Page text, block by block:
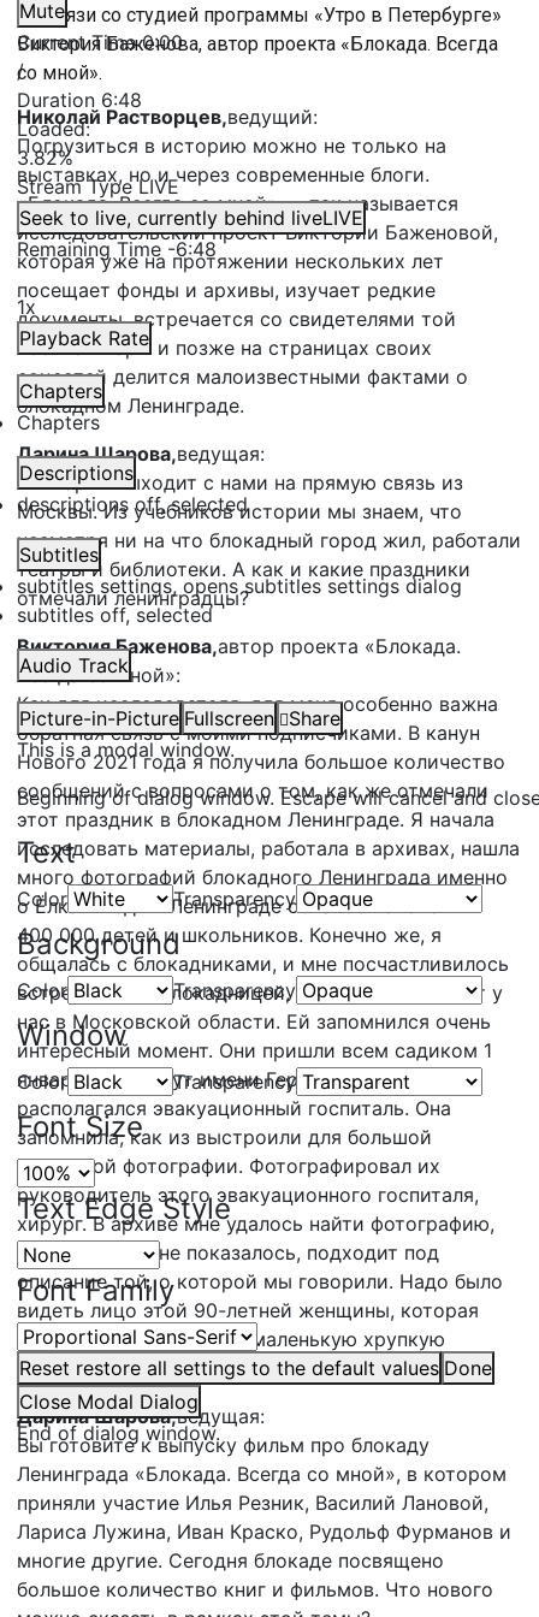
Mute
Current Time0:00
/
Duration 6:48
Loaded:
3.82%
Stream TypeLIVE
Seek to live, currently behind liveLIVE
Remaining Time -6:48
1x
Playback Rate
Chapters
Chapters
Descriptions
descriptions off, selected
Subtitles
subtitles settings, opens subtitles settings dialog
subtitles off, selected
Audio Track
Picture-in-Picture Fullscreen
Share
This is a modal window.
Beginning of dialog window. Escape will cancel and
Text
Color Transparency
Background
Color Transparency
Window
Color Transparency
Font Size
Text Edge Style
Font Family
Reset restore all settings to the default values Done
Close Modal Dialog
End of dialog window.
На связи со студией программы «Утро в Петербурге»
Виктория Баженова, автор проекта «Блокада. Всегда
со мной».
Николай Растворцев,ведущий:
Погрузиться в историю можно не только на
выставках, но и через современные блоги.
«Блокада. Всегда со мной» — так называется
исследовательский проект Виктории Баженовой,
которая уже на протяжении нескольких лет
посещает фонды и архивы, изучает редкие
документы, встречается со свидетелями той
военной поры и позже на страницах своих
соцсетей делится малоизвестными фактами о
блокадном Ленинграде.
Дарина Шарова,ведущая:
Виктория выходит с нами на прямую связь из
Москвы. Из учебников истории мы знаем, что
несмотря ни на что блокадный город жил, работали
театры и библиотеки. А как и какие праздники
отмечали ленинградцы?
Виктория Баженова,автор проекта «Блокада.
Всегда со мной»:
Как для исследователя, для меня особенно важна
обратная связь с моими подписчиками. В канун
Нового 2021 года я получила большое количество
сообщений с вопросами о том, как же отмечали
этот праздник в блокадном Ленинграде. Я начала
исследовать материалы, работала в архивах, нашла
много фотографий блокадного Ленинграда именно
о Ёлках. Ведь в Ленинграде осталось около
400 000 детей и школьников. Конечно же, я
общалась с блокадниками, и мне посчастливилось
встретиться с блокадницей, которая проживает у
нас в Московской области. Ей запомнился очень
интересный момент. Они пришли всем садиком 1
января в институт имени Герцена, в котором
располагался эвакуационный госпиталь. Она
запомнила, как из выстроили для большой
групповой фотографии. Фотографировал их
руководитель этого эвакуационного госпиталя,
хирург. В архиве мне удалось найти фотографию,
которая, как мне показалось, подходит под
описание той, о которой мы говорили. Надо было
видеть лицо этой 90-летней женщины, которая
говорила, показывая на маленькую хрупкую
девочку: «Вот, вот, посмотри, это же я».
Дарина Шарова,ведущая:
Вы готовите к выпуску фильм про блокаду
Ленинграда «Блокада. Всегда со мной», в котором
приняли участие Илья Резник, Василий Лановой,
Лариса Лужина, Иван Краско, Рудольф Фурманов и
многие другие. Сегодня блокаде посвящено
большое количество книг и фильмов. Что нового